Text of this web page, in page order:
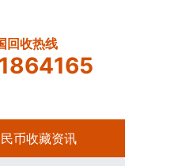
回收热线
币收藏资讯